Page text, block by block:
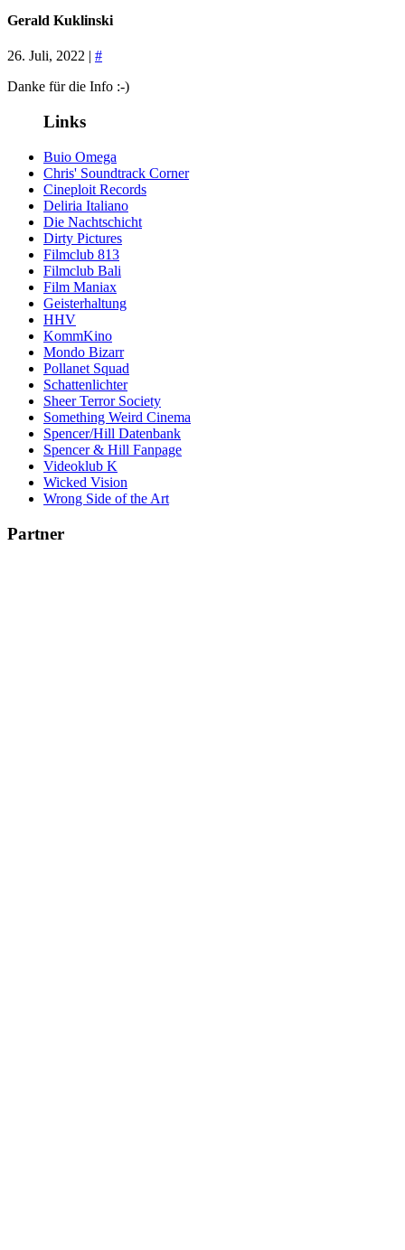
Gerald Kuklinski
26. Juli, 2022 | #
Danke für die Info :-)
Links
Buio Omega
Chris' Soundtrack Corner
Cineploit Records
Deliria Italiano
Die Nachtschicht
Dirty Pictures
Filmclub 813
Filmclub Bali
Film Maniax
Geisterhaltung
HHV
KommKino
Mondo Bizarr
Pollanet Squad
Schattenlichter
Sheer Terror Society
Something Weird Cinema
Spencer/Hill Datenbank
Spencer & Hill Fanpage
Videoklub K
Wicked Vision
Wrong Side of the Art
Partner